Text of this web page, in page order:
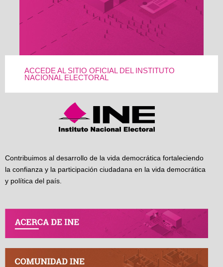
ACCEDE AL SITIO OFICIAL DEL INSTITUTO
NACIONAL ELECTORAL
Contribuimos al desarrollo de la vida democrática fortaleciendo
la confianza y la participación ciudadana en la vida democrática
y política del país.